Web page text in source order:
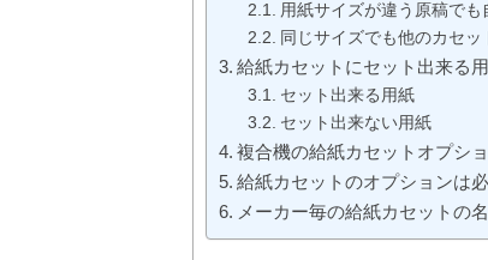
用紙サイズが違う原稿でも
同じサイズでも他のカセッ
給紙カセットにセット出来る
セット出来る用紙
セット出来ない用紙
複合機の給紙カセットオプシ
給紙カセットのオプションは
メーカー毎の給紙カセットの